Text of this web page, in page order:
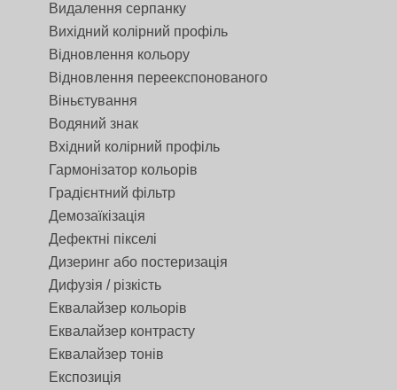
Видалення серпанку
Вихідний колірний профіль
Відновлення кольору
Відновлення переекспонованого
Віньєтування
Водяний знак
Вхідний колірний профіль
Гармонізатор кольорів
Градієнтний фільтр
Демозаїкізація
Дефектні пікселі
Дизеринг або постеризація
Дифузія / різкість
Еквалайзер кольорів
Еквалайзер контрасту
Еквалайзер тонів
Експозиція